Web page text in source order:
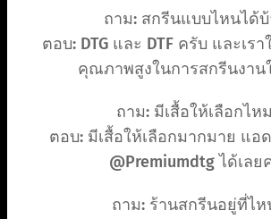
ถาม: สกรีนแบบไหนได้บ้
ตอบ: DTG และ DTF ครับ และเร
คุณภาพสูงในการสกรีนงาน
ถาม: มีเสื้อให้เลือกไห
ตอบ: มีเสื้อให้เลือกมากมาย แอ
@Premiumdtg ได้เลย
ถาม: ร้านสกรีนอยู่ที่ไห